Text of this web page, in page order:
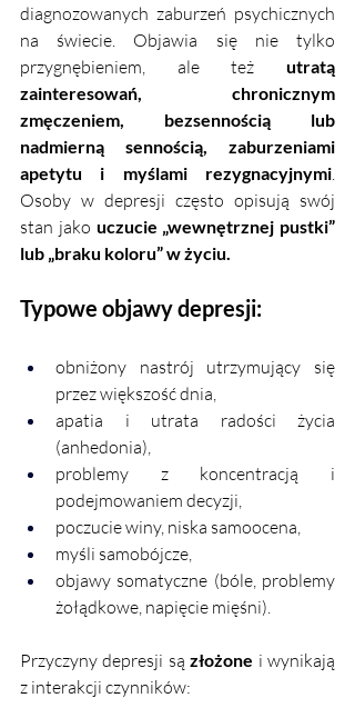
diagnozowanych zaburzeń psychicznych
na świecie. Objawia się nie tylko
przygnębieniem, ale też utratą
zainteresowań, chronicznym
zmęczeniem, bezsennością lub
nadmierną sennością, zaburzeniami
apetytu i myślami rezygnacyjnymi
Osoby w depresji często opisują swój
stan jako uczucie „wewnętrznej pustki”
lub „braku koloru” w życiu.
Typowe objawy depresji:
obniżony nastrój utrzymujący się
przez większość dnia,
apatia i utrata radości życia
(anhedonia),
problemy z koncentracją i
podejmowaniem decyzji,
poczucie winy, niska samoocena,
myśli samobójcze,
objawy somatyczne (bóle, problemy
żołądkowe, napięcie mięśni).
Przyczyny depresji są złożone i wynikają
z interakcji czynników: